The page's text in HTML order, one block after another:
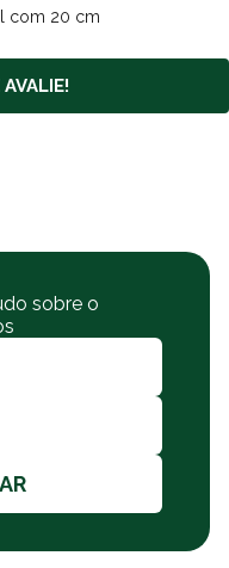
com 20 cm
sobre o